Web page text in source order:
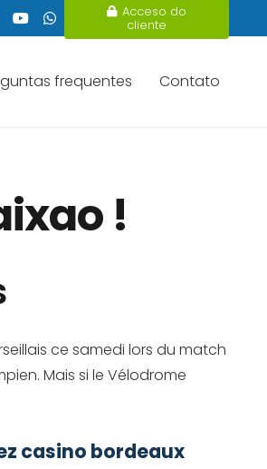
Acceso do
cliente
frequentes Contato
!
ce samedi lors du match
Mais si le Vélodrome
casino bordeaux